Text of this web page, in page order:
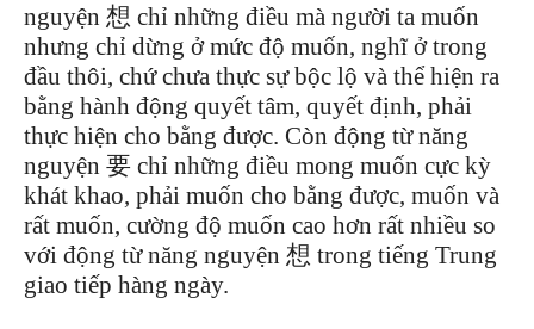
nguyện 想 chỉ những điều mà người ta muốn
nhưng chỉ dừng ở mức độ muốn, nghĩ ở trong
đầu thôi, chứ chưa thực sự bộc lộ và thể hiện ra
bằng hành động quyết tâm, quyết định, phải
thực hiện cho bằng được. Còn động từ năng
nguyện 要 chỉ những điều mong muốn cực kỳ
khát khao, phải muốn cho bằng được, muốn và
rất muốn, cường độ muốn cao hơn rất nhiều so
với động từ năng nguyện 想 trong tiếng Trung
giao tiếp hàng ngày.